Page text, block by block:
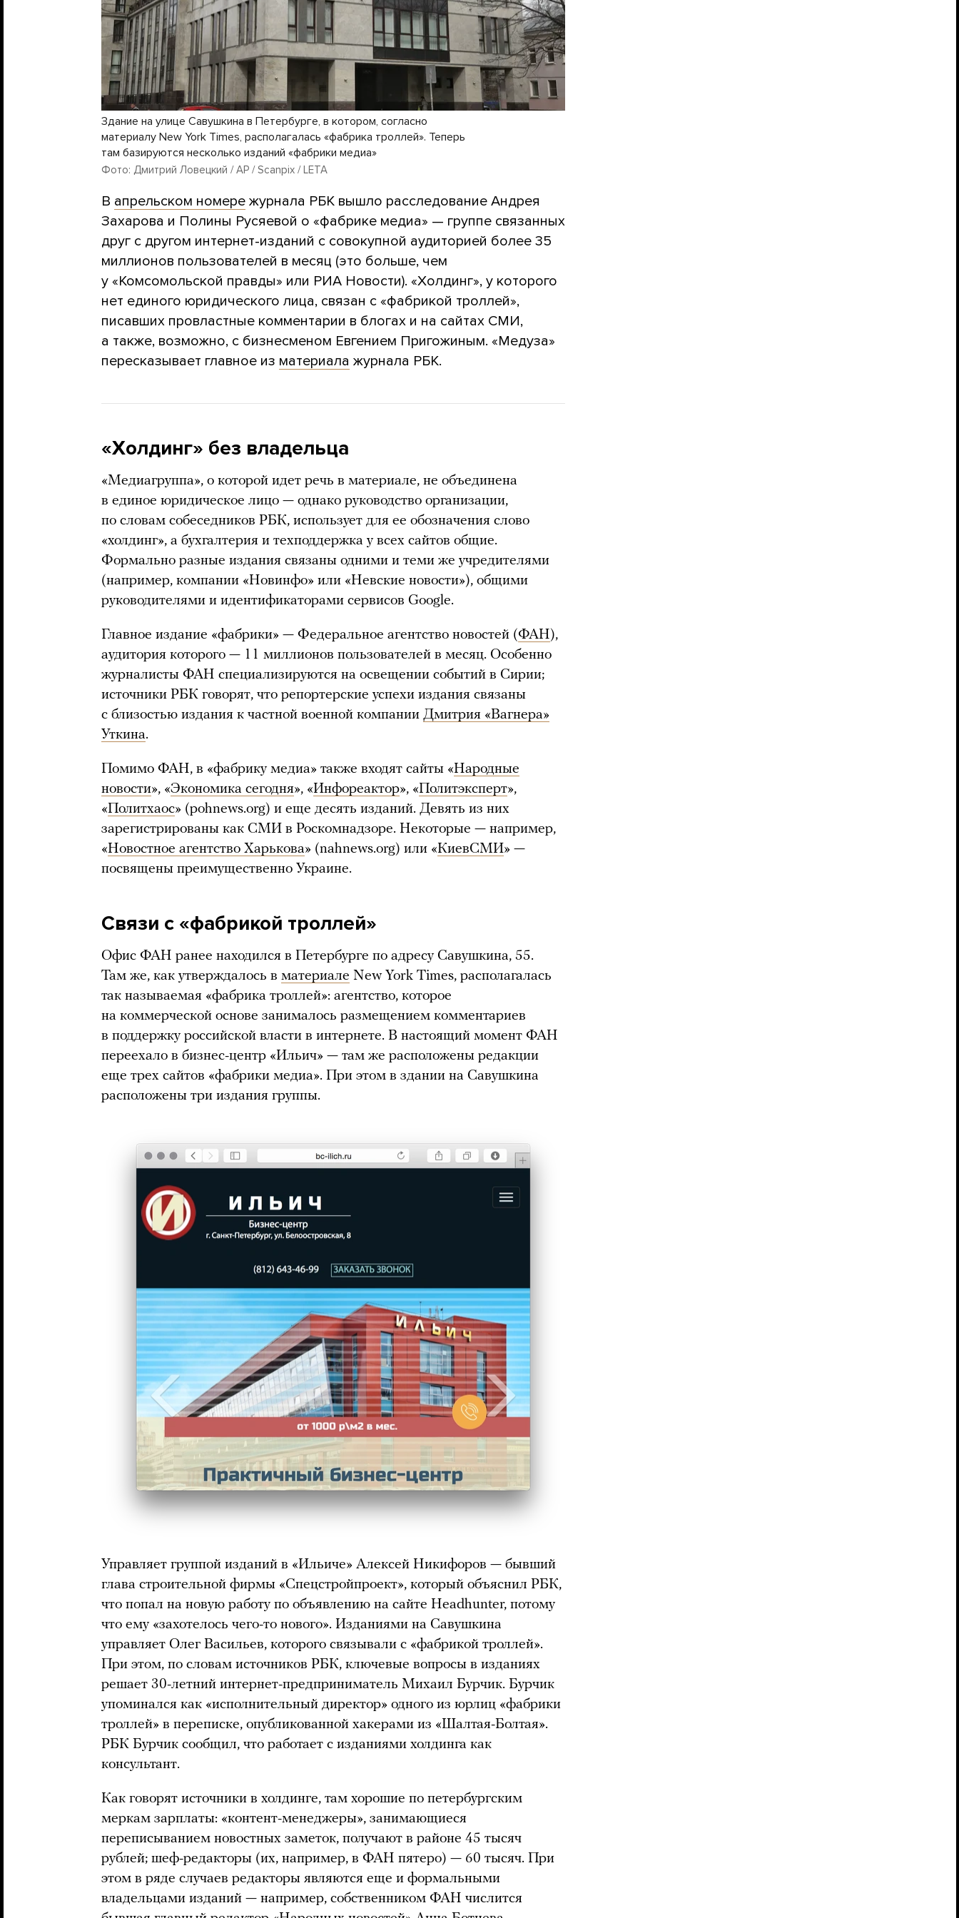
Здание на улице Савушкина в Петербурге, в котором, согласно
материалу New York Times, располагалась «фабрика троллей». Теперь
там базируются несколько изданий «фабрики медиа»
Фото: Дмитрий Ловецкий / AP / Scanpix / LETA
В апрельском номере журнала РБК вышло расследование Андрея
Захарова и Полины Русяевой о «фабрике медиа» — группе связанных
друг с другом интернет-изданий с совокупной аудиторией более 35
миллионов пользователей в месяц (это больше, чем
у «Комсомольской правды» или РИА Новости). «Холдинг», у которого
нет единого юридического лица, связан с «фабрикой троллей»,
писавших провластные комментарии в блогах и на сайтах СМИ,
а также, возможно, с бизнесменом Евгением Пригожиным. «Медуза»
пересказывает главное из материала журнала РБК.
«Холдинг» без владельца
«Медиагруппа», о которой идет речь в материале, не объединена
в единое юридическое лицо — однако руководство организации,
по словам собеседников РБК, использует для ее обозначения слово
«холдинг», а бухгалтерия и техподдержка у всех сайтов общие.
Формально разные издания связаны одними и теми же учредителями
(например, компании «Новинфо» или «Невские новости»), общими
руководителями и идентификаторами сервисов Google.
Главное издание «фабрики» — Федеральное агентство новостей (ФАН),
аудитория которого — 11 миллионов пользователей в месяц. Особенно
журналисты ФАН специализируются на освещении событий в Сирии;
источники РБК говорят, что репортерские успехи издания связаны
с близостью издания к частной военной компании Дмитрия «Вагнера»
Уткина.
Помимо ФАН, в «фабрику медиа» также входят сайты «Народные
новости», «Экономика сегодня», «Инфореактор», «Политэксперт»,
«Политхаос» (pohnews.org) и еще десять изданий. Девять из них
зарегистрированы как СМИ в Роскомнадзоре. Некоторые — например,
«Новостное агентство Харькова» (nahnews.org) или «КиевСМИ» —
посвящены преимущественно Украине.
Связи с «фабрикой троллей»
Офис ФАН ранее находился в Петербурге по адресу Савушкина, 55.
Там же, как утверждалось в материале New York Times, располагалась
так называемая «фабрика троллей»: агентство, которое
на коммерческой основе занималось размещением комментариев
в поддержку российской власти в интернете. В настоящий момент ФАН
переехало в бизнес-центр «Ильич» — там же расположены редакции
еще трех сайтов «фабрики медиа». При этом в здании на Савушкина
расположены три издания группы.
Управляет группой изданий в «Ильиче» Алексей Никифоров — бывший
глава строительной фирмы «Спецстройпроект», который объяснил РБК,
что попал на новую работу по объявлению на сайте Headhunter, потому
что ему «захотелось чего-то нового». Изданиями на Савушкина
управляет Олег Васильев, которого связывали с «фабрикой троллей».
При этом, по словам источников РБК, ключевые вопросы в изданиях
решает 30-летний интернет-предприниматель Михаил Бурчик. Бурчик
упоминался как «исполнительный директор» одного из юрлиц «фабрики
троллей» в переписке, опубликованной хакерами из «Шалтая-Болтая».
РБК Бурчик сообщил, что работает с изданиями холдинга как
консультант.
Как говорят источники в холдинге, там хорошие по петербургским
меркам зарплаты: «контент-менеджеры», занимающиеся
переписыванием новостных заметок, получают в районе 45 тысяч
рублей; шеф-редакторы (их, например, в ФАН пятеро) — 60 тысяч. При
этом в ряде случаев редакторы являются еще и формальными
владельцами изданий — например, собственником ФАН числится